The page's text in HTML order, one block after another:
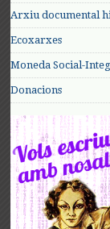
Arxiu documental
Ecoxarxes
Moneda Social-
Donacions